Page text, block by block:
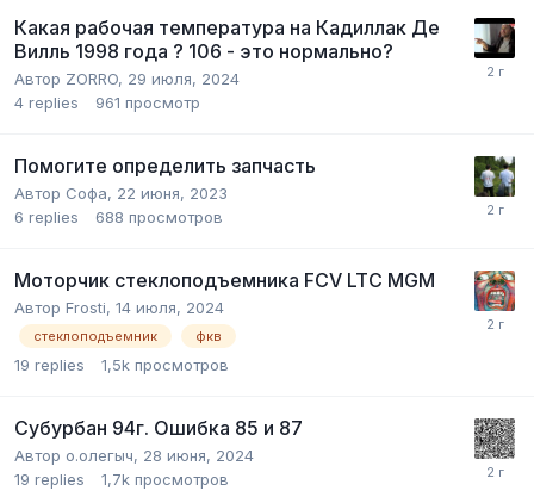
Какая рабочая температура на Кадиллак Де
Вилль 1998 года ? 106 - это нормально?
Автор ZORRO, 29 июля, 2024
4 replies 961 просмотр
Помогите определить запчасть
Автор Софа, 22 июня, 2023
6 replies 688 просмотров
Моторчик стеклоподъемника FCV LTC MGM
Автор Frosti, 14 июля, 2024
стеклоподъемник фкв
19 replies 1,5k просмотров
Субурбан 94г. Ошибка 85 и 87
Автор о.олегыч, 28 июня, 2024
19 replies 1,7k просмотров